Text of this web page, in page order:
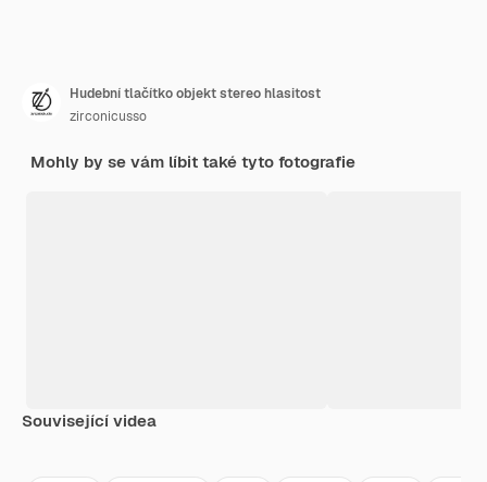
Hudební tlačítko objekt stereo hlasitost
zirconicusso
Mohly by se vám líbit také tyto fotografie
Související videa